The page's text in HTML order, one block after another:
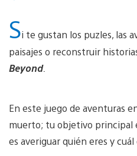
Si te gustan los puzles, las
paisajes o reconstruir
Beyond.
En este juego de aventuras
muerto; tu objetivo principal
es averiguar quién eres y